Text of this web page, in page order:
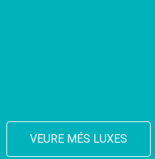
VEURE MÉS LUXES